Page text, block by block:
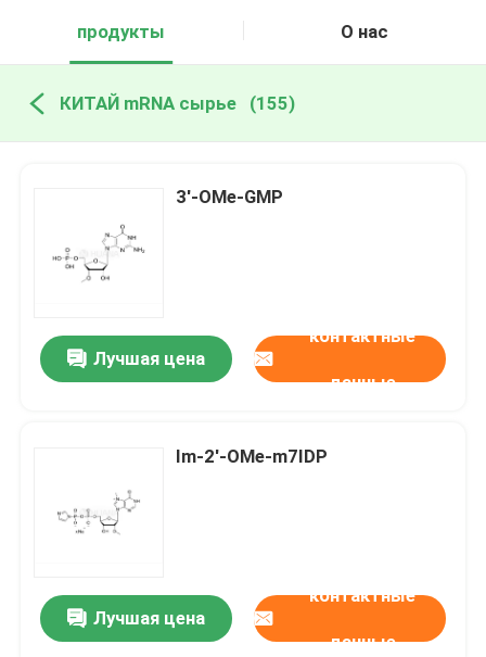
продукты О нас
КИТАЙ mRNA сырье (155)
3'-OMe-GMP
Лучшая цена
контактные
данные
Im-2'-OMe-m7IDP
Лучшая цена
контактные
данные